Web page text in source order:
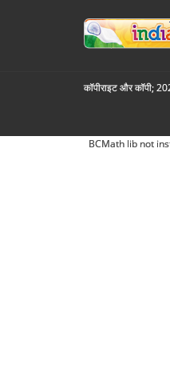
कॉपीराइट और कॉपी;
BCMath lib not